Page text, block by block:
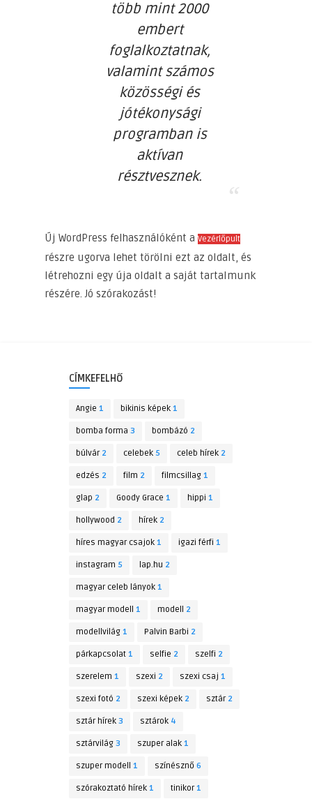
több mint 2000
embert
foglalkoztatnak,
valamint számos
közösségi és
jótékonysági
programban is
aktívan
résztvesznek.
Új WordPress felhasználóként a Vezérlőpult
részre ugorva lehet törölni ezt az oldalt, és
létrehozni egy úja oldalt a saját tartalmunk
részére. Jó szórakozást!
CÍMKEFELHŐ
Angie 1 bikinis képek 1
bomba forma 3 bombázó 2
búlvár2 celebek 5 celeb hírek 2
edzés 2 film 2 filmcsillag 1
glap 2 Goody Grace 1 hippi 1
hollywood 2 hírek 2
híres magyar csajok 1 igazi férfi 1
instagram 5 lap.hu 2
magyar celeb lányok 1
magyar modell 1 modell 2
modellvilág 1 Palvin Barbi 2
párkapcsolat 1 selfie 2 szelfi 2
szerelem 1 szexi 2 szexi csaj 1
szexi fotó 2 szexi képek 2 sztár2
sztár hírek 3 sztárok 4
sztárvilág 3 szuper alak 1
szuper modell 1 színésznő 6
szórakoztató hírek 1 tinikor1